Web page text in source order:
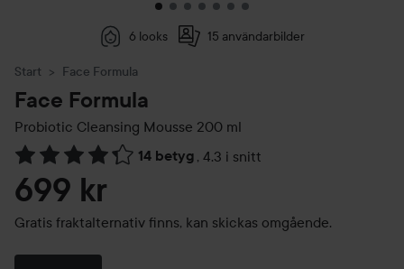
6 looks 15 användarbilder
Start Face Formula
Face Formula
Probiotic Cleansing Mousse 200 ml
14 betyg , 4.3 i snitt
Hoppa till Betyg & kommentarer
699 kr
Gratis fraktalternativ finns, kan skickas omgående.